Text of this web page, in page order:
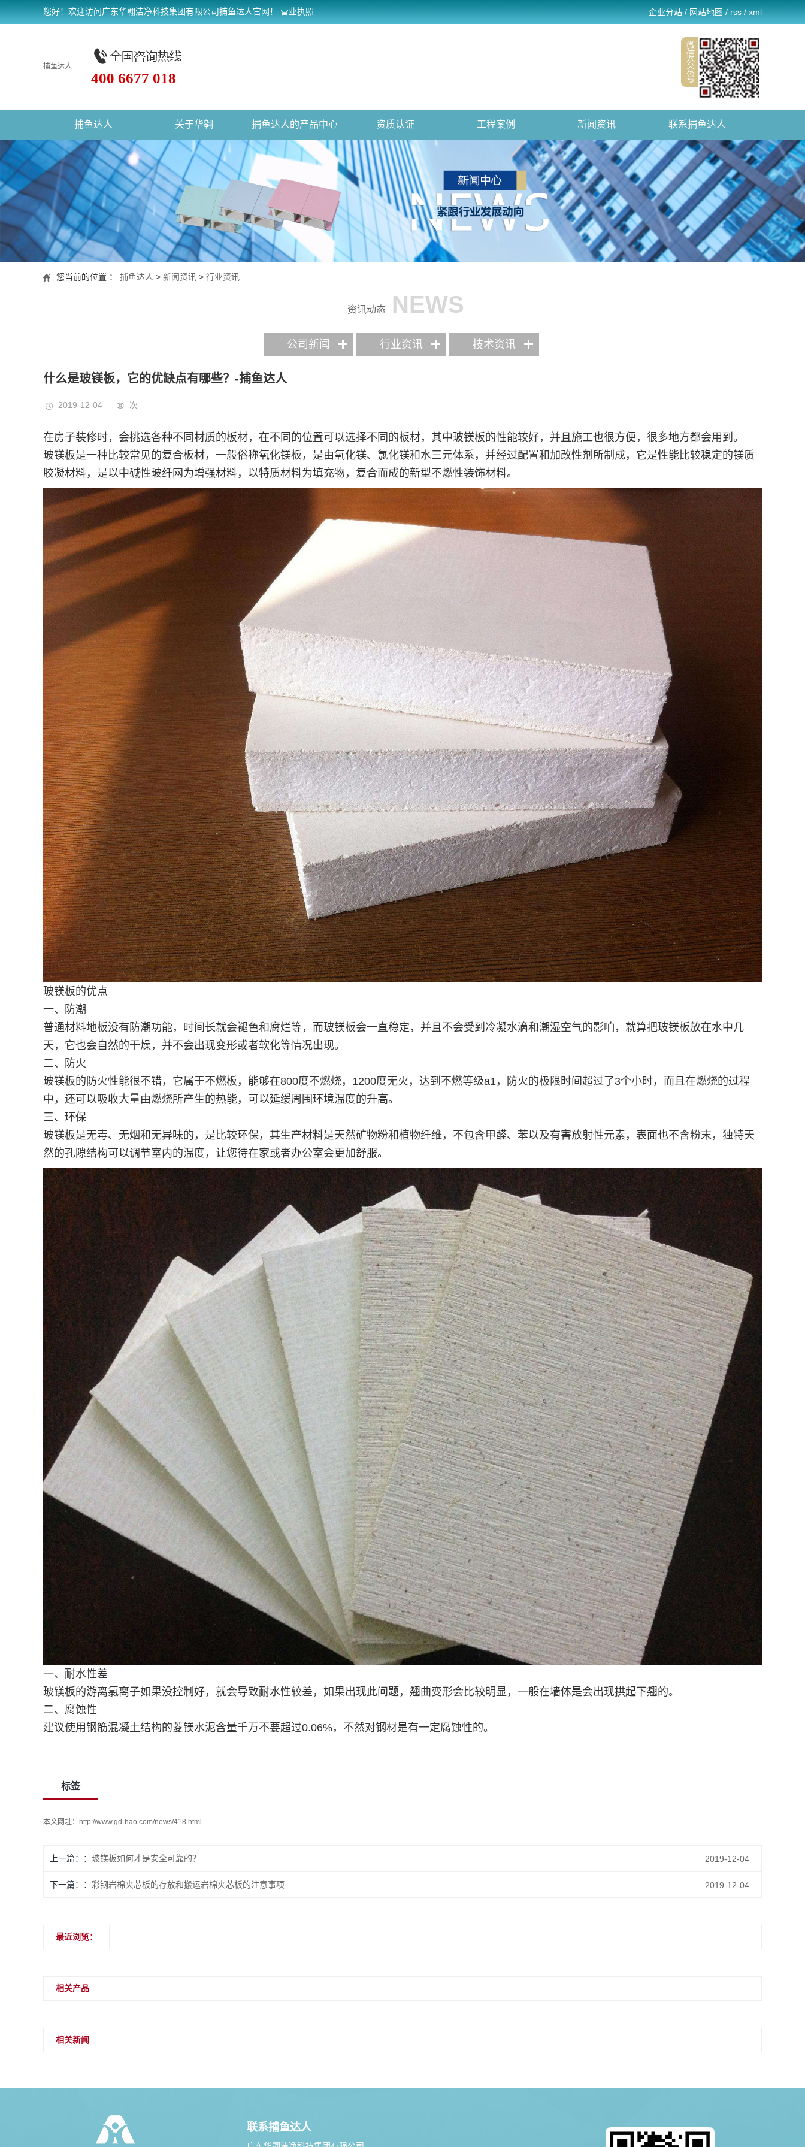
您好！欢迎访问广东华翱洁净科技集团有限公司捕鱼达人官网！ 营业执照 企业分站 / 网站地图 / rss / xml
捕鱼达人
400 6677 018
捕鱼达人 关于华翱 捕鱼达人的产品中心 资质认证 工程案例 新闻资讯 联系捕鱼达人
您当前的位置 ： 捕鱼达人 > 新闻资讯 > 行业资讯
资讯动态 NEWS
公司新闻 行业资讯 技术资讯
什么是玻镁板，它的优缺点有哪些？-捕鱼达人
2019-12-04 次
在房子装修时，会挑选各种不同材质的板材，在不同的位置可以选择不同的板材，其中玻镁板的性能较好，并且施工也很方便，很多地方都会用到。
玻镁板是一种比较常见的复合板材，一般俗称氧化镁板，是由氧化镁、氯化镁和水三元体系，并经过配置和加改性剂所制成，它是性能比较稳定的镁质
胶凝材料，是以中碱性玻纤网为增强材料，以特质材料为填充物，复合而成的新型不燃性装饰材料。
玻镁板的优点
一、防潮
普通材料地板没有防潮功能，时间长就会褪色和腐烂等，而玻镁板会一直稳定，并且不会受到冷凝水滴和潮湿空气的影响，就算把玻镁板放在水中几
天，它也会自然的干燥，并不会出现变形或者软化等情况出现。
二、防火
玻镁板的防火性能很不错，它属于不燃板，能够在800度不燃烧，1200度无火，达到不燃等级a1，防火的极限时间超过了3个小时，而且在燃烧的过程
中，还可以吸收大量由燃烧所产生的热能，可以延缓周围环境温度的升高。
三、环保
玻镁板是无毒、无烟和无异味的，是比较环保，其生产材料是天然矿物粉和植物纤维，不包含甲醛、苯以及有害放射性元素，表面也不含粉末，独特天
然的孔隙结构可以调节室内的温度，让您待在家或者办公室会更加舒服。
一、耐水性差
玻镁板的游离氯离子如果没控制好，就会导致耐水性较差，如果出现此问题，翘曲变形会比较明显，一般在墙体是会出现拱起下翘的。
二、腐蚀性
建议使用钢筋混凝土结构的菱镁水泥含量千万不要超过0.06%，不然对钢材是有一定腐蚀性的。
标签
本文网址： http://www.gd-hao.com/news/418.html
上一篇： 玻镁板如何才是安全可靠的？ 2019-12-04
下一篇： 彩钢岩棉夹芯板的存放和搬运岩棉夹芯板的注意事项 2019-12-04
最近浏览：
相关产品
相关新闻
联系捕鱼达人